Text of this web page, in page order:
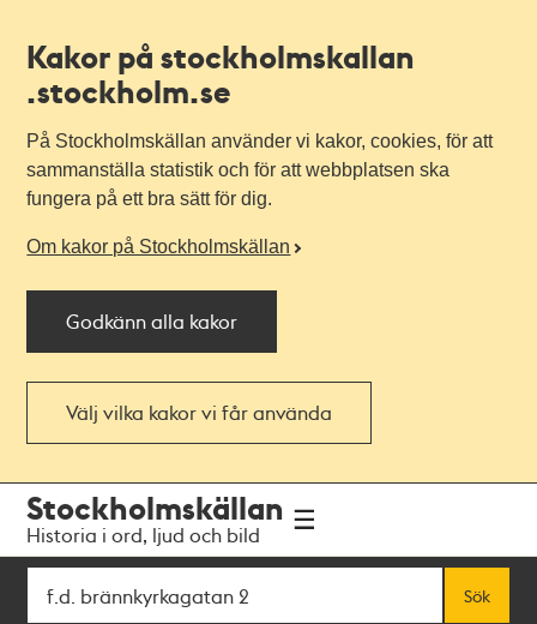
Kakor på stockholmskallan
.stockholm.se
På Stockholmskällan använder vi kakor, cookies, för att
sammanställa statistik och för att webbplatsen ska
fungera på ett bra sätt för dig.
Om kakor på Stockholmskällan
Godkänn alla kakor
Välj vilka kakor vi får använda
navigationen
huvudinnehållet
Stockholmskällan
Historia i ord, ljud och bild
Sök
Sök